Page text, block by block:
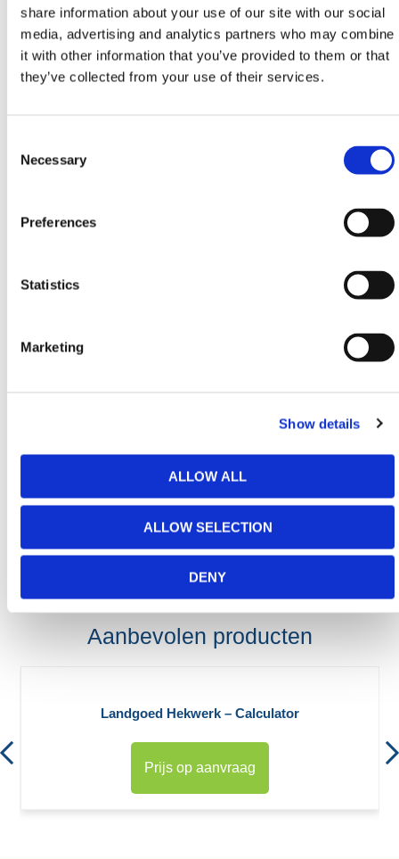
share information about your use of our site with our social
media, advertising and analytics partners who may combine
it with other information that you’ve provided to them or that
they’ve collected from your use of their services.
Selection
Necessary
Preferences
Statistics
Marketing
Show details
ALLOW ALL
ALLOW SELECTION
DENY
gebruikt. Tijdens de installatie wordt aanbevolen om
altijd veiligheidsbrillen, handschoenen en laarzen te
dragen.
Alle hierboven genoemde PBM's zijn ook online te
Neem contact op met ons team via telefoon
hulp bij het ontdekken van ons assortiment.
bestelde omheining. HERMEQ streeft ernaar de
Heb je nog hulp nodig? Neem dan
sales@hermeq.nlof bel ons tussen 9:00 en
17:00 op+31 202417011
Aanbevolen producten
Landgoed Hekwerk – Calculator
Prijs op aanvraag